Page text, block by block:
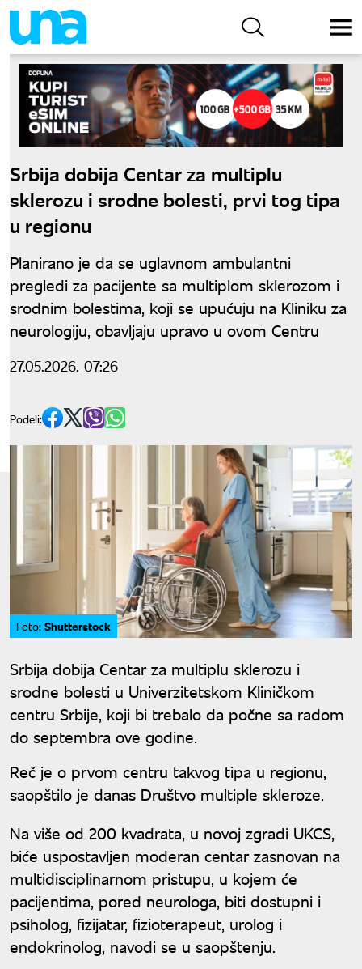
Srbija dobija Centar za multiplu
sklerozu i srodne bolesti, prvi tog tipa
u regionu
Planirano je da se uglavnom ambulantni
pregledi za pacijente sa multiplom sklerozom i
srodnim bolestima, koji se upućuju na Kliniku za
neurologiju, obavljaju upravo u ovom Centru
27.05.2026. 07:26
Podeli:
Foto: Shutterstock
Srbija dobija Centar za multiplu sklerozu i
srodne bolesti u Univerzitetskom Kliničkom
centru Srbije, koji bi trebalo da počne sa radom
do septembra ove godine.
Reč je o prvom centru takvog tipa u regionu,
saopštilo je danas Društvo multiple skleroze.
Na više od 200 kvadrata, u novoj zgradi UKCS,
biće uspostavljen moderan centar zasnovan na
multidisciplinarnom pristupu, u kojem će
pacijentima, pored neurologa, biti dostupni i
psiholog, fizijatar, fizioterapeut, urolog i
endokrinolog, navodi se u saopštenju.